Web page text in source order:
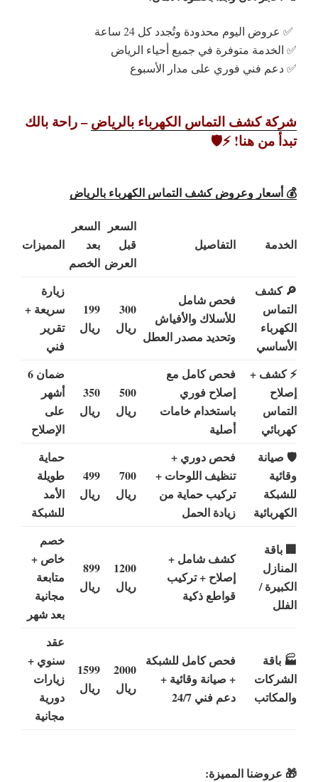
✅ عروض اليوم محدودة وتُجدد كل 24 ساعة
✅ الخدمة متوفرة في جميع أحياء الرياض
✅ دعم فني فوري على مدار الأسبوع
شركة كشف التماس الكهرباء بالرياض– راحة بالك
تبدأ من هنا! ⚡️🛡️
💰 أسعار وعروض كشف التماس الكهرباء بالرياض
الخدمة التفاصيل
السعر
قبل
العرض
السعر
بعد
الخصم
المميزات
🔎 كشف
التماس
الكهرباء
الأساسي
فحص شامل
للأسلاك والأفياش
وتحديد مصدر العطل
300
ريال
199
ريال
زيارة
سريعة +
تقرير
فني
⚡ كشف +
إصلاح
التماس
كهربائي
فحص كامل مع
إصلاح فوري
باستخدام خامات
أصلية
500
ريال
350
ريال
ضمان 6
أشهر
على
الإصلاح
🛡 صيانة
وقائية
للشبكة
الكهربائية
فحص دوري +
تنظيف اللوحات +
تركيب حماية من
زيادة الحمل
700
ريال
499
ريال
حماية
طويلة
الأمد
للشبكة
🏢 باقة
المنازل
الكبيرة /
الفلل
كشف شامل +
إصلاح + تركيب
قواطع ذكية
1200
ريال
899
ريال
خصم
خاص +
متابعة
مجانية
بعد شهر
🏭 باقة
الشركات
والمكاتب
فحص كامل للشبكة
+ صيانة وقائية +
دعم فني 24/7
2000
ريال
1599
ريال
عقد
سنوي +
زيارات
دورية
مجانية
🎁 عروضنا المميزة: